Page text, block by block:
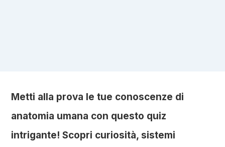
Metti alla prova le tue conoscenze di
anatomia umana con questo quiz
intrigante! Scopri curiosità, sistemi